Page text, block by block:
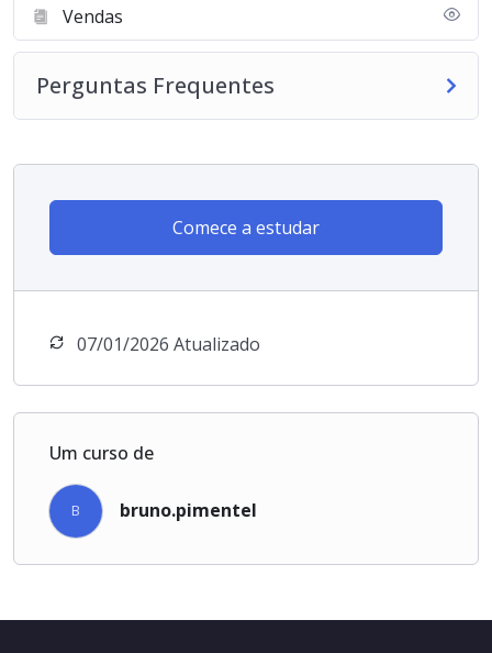
Vendas
Perguntas Frequentes
Comece a estudar
07/01/2026 Atualizado
Um curso de
B bruno.pimentel